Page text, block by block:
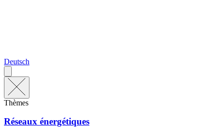
Deutsch
Thèmes
Réseaux énergétiques